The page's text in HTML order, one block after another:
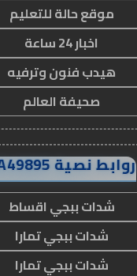
موقع حالة للتعليم
اخبار 24 ساعة
هيدب فنون وترفيه
صحيفة العالم
روابط نصية AA49895
شدات ببجي اقساط
شدات ببجي تمارا
شدات ببجي تمارا